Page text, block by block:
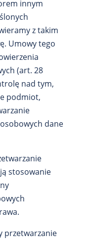
innym
z takim
Umowy tego
(art. 28
nad tym,
podmiot,
dane
stosowanie
przetwarzanie